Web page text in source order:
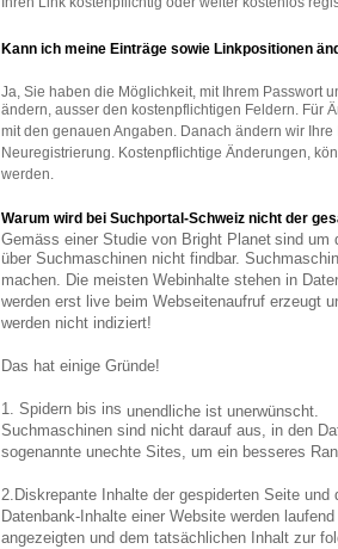
Ihren Link kostenpflichtig oder weiter kostenlos
Kann ich meine Einträge sowie Linkpositionen
Ja,Sie haben die Möglichkeit, mit Ihrem Passwort
ändern, ausser den kostenpflichtigen Feldern. Für
mit den genauen Angaben. Danach ändern wir
Neuregistrierung. Kostenpflichtige Änderungen,
werden.
Warum wird bei Suchportal-Schweiz nicht der
Gemäss einer Studie von Bright Planet sind um
über Suchmaschinen nicht findbar.
machen. Die meisten Webinhalte stehen in
werden erst live beim Webseitenaufruf erzeugt
werden nicht indiziert!
Das hat einige Gründe!
1. Spidern bis ins unendliche ist unerwünscht.
Suchmaschinen sind nicht darauf aus, in den
sogenannte unechte Sites, um ein besseres
2.Diskrepante Inhalte der gespiderten Seite
Datenbank-Inhalte einer Website werden
angezeigten und dem tatsächlichen Inhalt zur